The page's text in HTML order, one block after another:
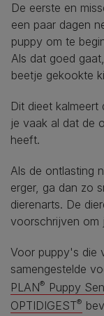
De eerste en
een paar dagen
puppy om te
Als dat goed
beetje gekookte
Dit dieet
je vaak al dat de
heeft.
Als de ontlasting
erger, ga dan zo
dierenarts. De
voorschrijven om
Voor puppy's die
samengestelde
PLAN® Puppy
OPTIDIGEST®